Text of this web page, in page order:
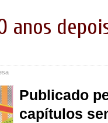
anos
Publicado
capítulos